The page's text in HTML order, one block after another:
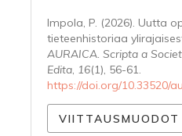
Impola, P. (2026). Uutta
tieteenhistoriaa
AURAICA. Scripta a
Edita, 16(1), 56-61.
https://doi.org/10.33520/
VIITTAUSMUODOT